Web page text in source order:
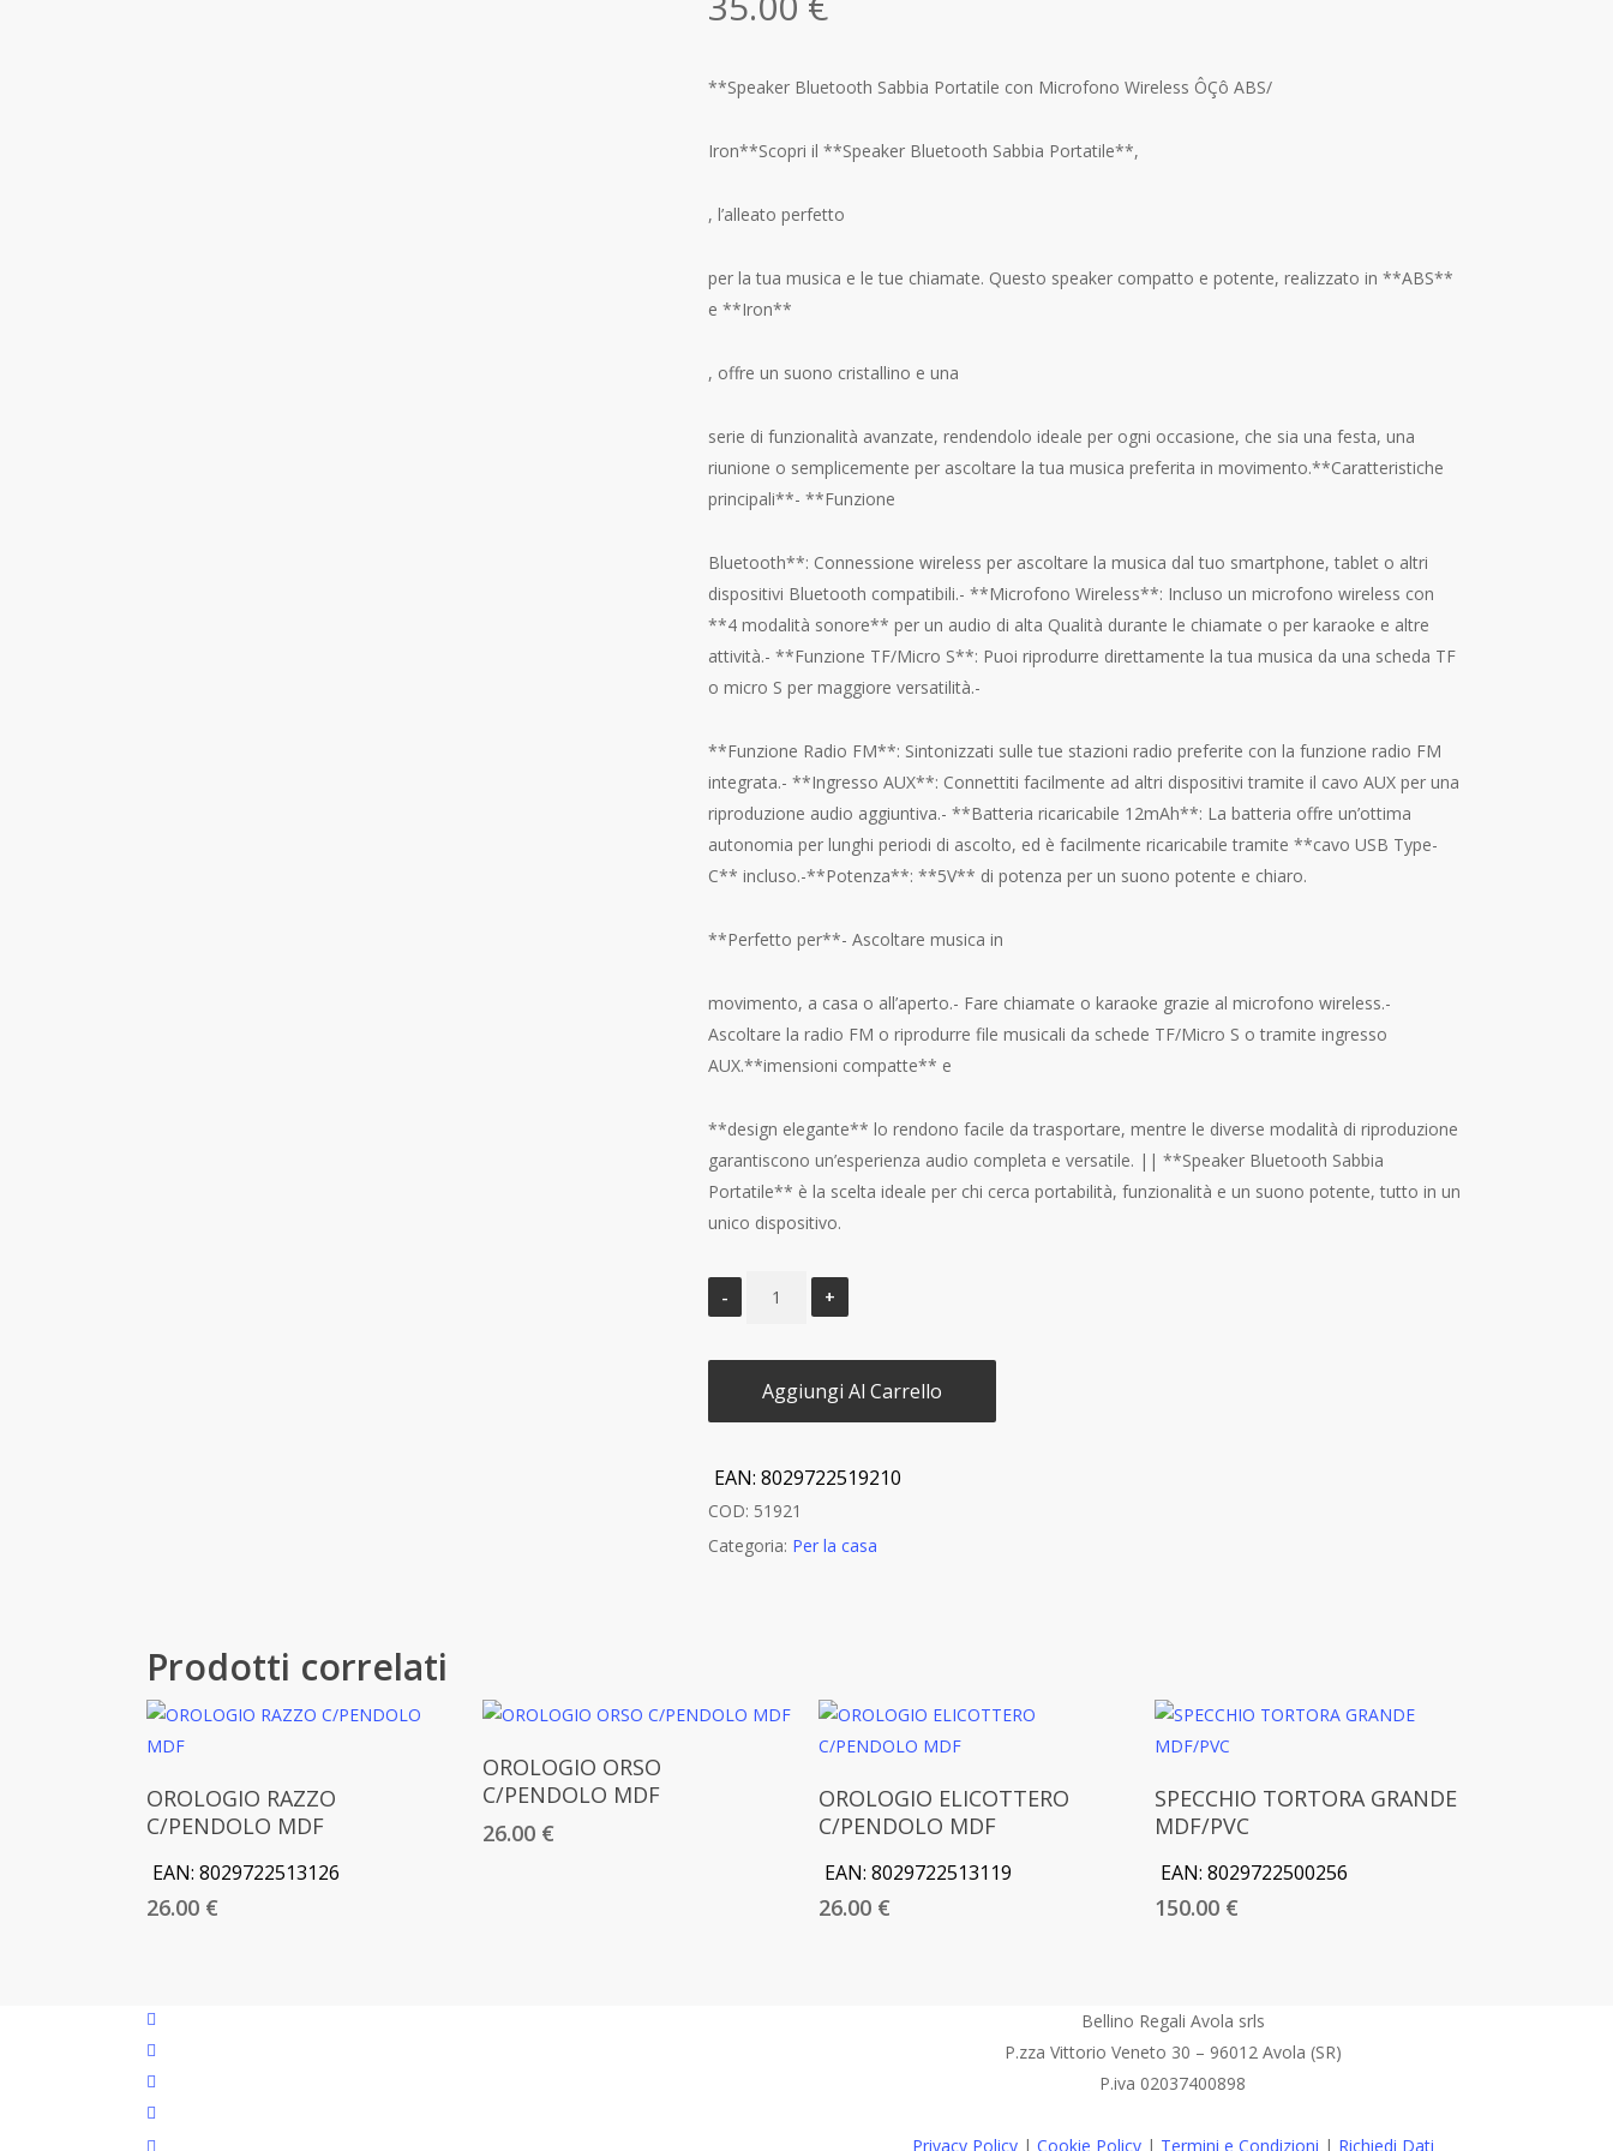
**Speaker Bluetooth Sabbia Portatile con Microfono Wireless ÔÇô ABS/
Iron**Scopri il **Speaker Bluetooth Sabbia Portatile**,
, l’alleato perfetto
per la tua musica e le tue chiamate. Questo speaker compatto e potente, realizzato in **ABS**
e **Iron**
, offre un suono cristallino e una
serie di funzionalità avanzate, rendendolo ideale per ogni occasione, che sia una festa, una
riunione o semplicemente per ascoltare la tua musica preferita in movimento.**Caratteristiche
principali**- **Funzione
Bluetooth**: Connessione wireless per ascoltare la musica dal tuo smartphone, tablet o altri
dispositivi Bluetooth compatibili.- **Microfono Wireless**: Incluso un microfono wireless con
**4 modalità sonore** per un audio di alta Qualità durante le chiamate o per karaoke e altre
attività.- **Funzione TF/Micro S**: Puoi riprodurre direttamente la tua musica da una scheda TF
o micro S per maggiore versatilità.-
**Funzione Radio FM**: Sintonizzati sulle tue stazioni radio preferite con la funzione radio FM
integrata.- **Ingresso AUX**: Connettiti facilmente ad altri dispositivi tramite il cavo AUX per una
riproduzione audio aggiuntiva.- **Batteria ricaricabile 12mAh**: La batteria offre un’ottima
autonomia per lunghi periodi di ascolto, ed è facilmente ricaricabile tramite **cavo USB Type-
C** incluso.-**Potenza**: **5V** di potenza per un suono potente e chiaro.
**Perfetto per**- Ascoltare musica in
movimento, a casa o all’aperto.- Fare chiamate o karaoke grazie al microfono wireless.-
Ascoltare la radio FM o riprodurre file musicali da schede TF/Micro S o tramite ingresso
AUX.**imensioni compatte** e
**design elegante** lo rendono facile da trasportare, mentre le diverse modalità di riproduzione
garantiscono un’esperienza audio completa e versatile. || **Speaker Bluetooth Sabbia
Portatile** è la scelta ideale per chi cerca portabilità, funzionalità e un suono potente, tutto in un
unico dispositivo.
Aggiungi Al Carrello
EAN: 8029722519210
COD: 51921
Categoria: Per la casa
Prodotti correlati
Aggiungi Al Carrello
OROLOGIO RAZZO
C/PENDOLO MDF
EAN: 8029722513126
26.00 €
Aggiungi Al Carrello
OROLOGIO ORSO
C/PENDOLO MDF
26.00 €
Aggiungi Al Carrello
OROLOGIO ELICOTTERO
C/PENDOLO MDF
EAN: 8029722513119
26.00 €
Aggiungi Al Carrello
SPECCHIO TORTORA GRANDE
MDF/PVC
EAN: 8029722500256
150.00 €
facebook
google-
plus
instagram
whatsapp
tiktok
Bellino Regali Avola srls
P.zza Vittorio Veneto 30 – 96012 Avola (SR)
P.iva 02037400898
Privacy Policy| Cookie Policy| Termini e Condizioni | Richiedi Dati